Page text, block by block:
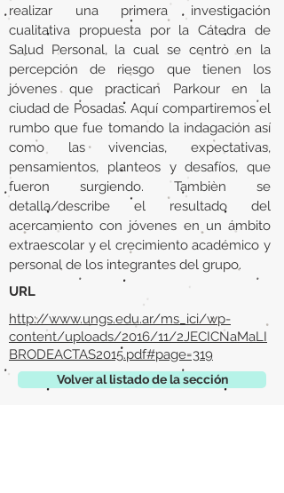
realizar una primera investigación
cualitativa propuesta por la Cátedra de
Salud Personal, la cual se centrò en la
percepción de riesgo que tienen los
jóvenes que practican Parkour en la
ciudad de Posadas. Aquí compartiremos el
rumbo que fue tomando la indagación así
como las vivencias, expectativas,
pensamientos, planteos y desafíos, que
fueron surgiendo. Tambièn se
detalla/describe el resultado del
acercamiento con jóvenes en un ámbito
extraescolar y el crecimiento académico y
personal de los integrantes del grupo.
URL
http://www.ungs.edu.ar/ms_ici/wp-
content/uploads/2016/11/2JECICNaMaLI
BRODEACTAS2015.pdf#page=319
Volver al listado de la sección